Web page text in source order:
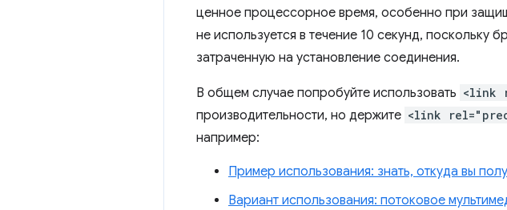
ценное процессорное время, особенно при
не используется в течение 10 секунд, поскольку
затраченную на установление соединения.
В общем случае попробуйте использовать <link
производительности, но держите <link
например:
Пример использования: знать, откуда вы
Вариант использования: потоковое